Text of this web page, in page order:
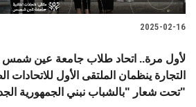
2025-02-16
لأول مرة.. اتحاد طلاب جامعة عين شمس
التجارة ينظمان الملتقى الأول للاتحادات
تحت شعار "بالشباب نبني الجمهورية الجديدة"